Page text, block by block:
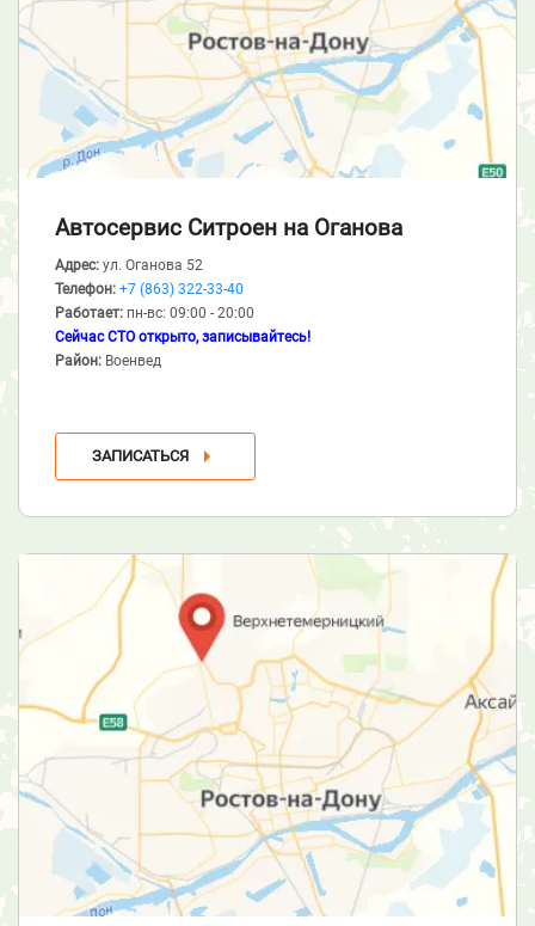
Автосервис Ситроен на Оганова
Адрес: ул. Оганова 52
Телефон: +7 (863) 322-33-40
Работает: пн-вс: 09:00 - 20:00
Сейчас СТО открыто, записывайтесь!
Район: Военвед
ЗАПИСАТЬСЯ